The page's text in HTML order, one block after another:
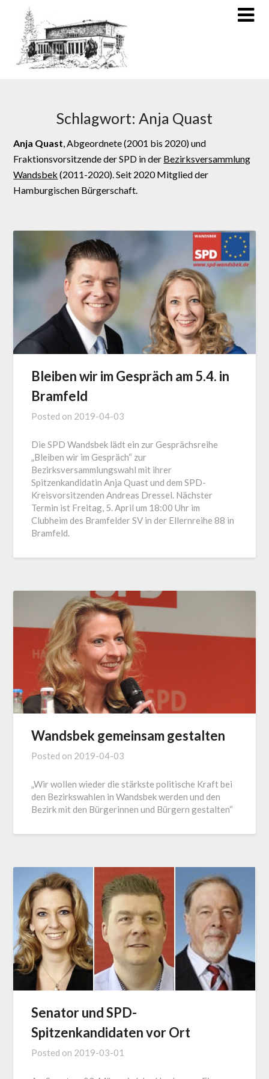
Schlagwort: Anja Quast
Anja Quast, Abgeordnete (2001 bis 2020) und
Fraktionsvorsitzende der SPD in der Bezirksversammlung
Wandsbek (2011-2020). Seit 2020 Mitglied der
Hamburgischen Bürgerschaft.
Bleiben wir im Gespräch am 5.4. in
Bramfeld
Posted on 2019-04-03
Die SPD Wandsbek lädt ein zur Gesprächsreihe
„Bleiben wir im Gespräch“ zur
Bezirksversammlungswahl mit ihrer
Spitzenkandidatin Anja Quast und dem SPD-
Kreisvorsitzenden Andreas Dressel. Nächster
Termin ist Freitag, 5. April um 18:00 Uhr im
Clubheim des Bramfelder SV in der Ellernreihe 88 in
Bramfeld.
Wandsbek gemeinsam gestalten
Posted on 2019-04-03
„Wir wollen wieder die stärkste politische Kraft bei
den Bezirkswahlen in Wandsbek werden und den
Bezirk mit den Bürgerinnen und Bürgern gestalten“
Senator und SPD-
Spitzenkandidaten vor Ort
Posted on 2019-03-01